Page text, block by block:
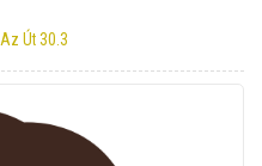
Az Út 30.3